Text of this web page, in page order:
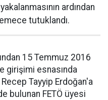
ardından
tutuklandı.
15 Temmuz 2016
girişimi esnasında
Tayyip Erdoğan'a
bulunan FETÖ üyesi